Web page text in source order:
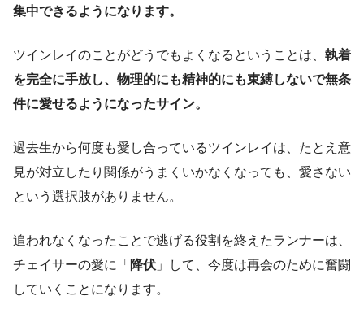
集中できるようになります。
ツインレイのことがどうでもよくなるということは、 執着
を完全に手放し、物理的にも精神的にも束縛しないで無条
件に愛せるようになったサイン。
過去生から何度も愛し合っているツインレイは、たとえ意
見が対立したり関係がうまくいかなくなっても、愛さない
という選択肢がありません。
追われなくなったことで逃げる役割を終えたランナーは、
チェイサーの愛に「 降伏 」して、今度は再会のために奮闘
していくことになります。